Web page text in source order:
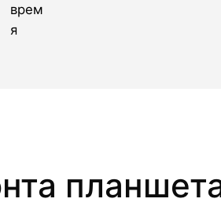
врем
я